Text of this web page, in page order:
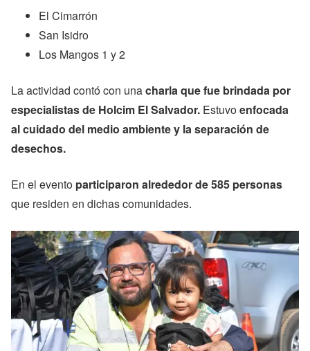
El Cimarrón
San Isidro
Los Mangos 1 y 2
La actividad contó con unacharla que fue brindada por
especialistas de Holcim El Salvador. Estuvoenfocada
al cuidado del medio ambiente y la separación de
desechos.
En el evento participaron alrededor de 585 personas
que residen en dichas comunidades.